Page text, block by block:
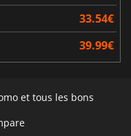
33.54€
39.99€
et tous les bons